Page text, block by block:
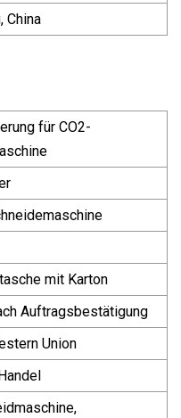
China
für CO2-
mit Karton
Auftragsbestätigung
Union